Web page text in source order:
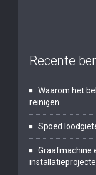
Recente
Waarom het
reinigen
Spoed
Graafmachine